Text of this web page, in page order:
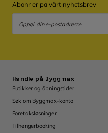
Abonner på vårt nyhetsbrev
Handle på Byggmax
Butikker og åpningstider
Søk om Byggmax-konto
Foretaksløsninger
Tilhengerbooking